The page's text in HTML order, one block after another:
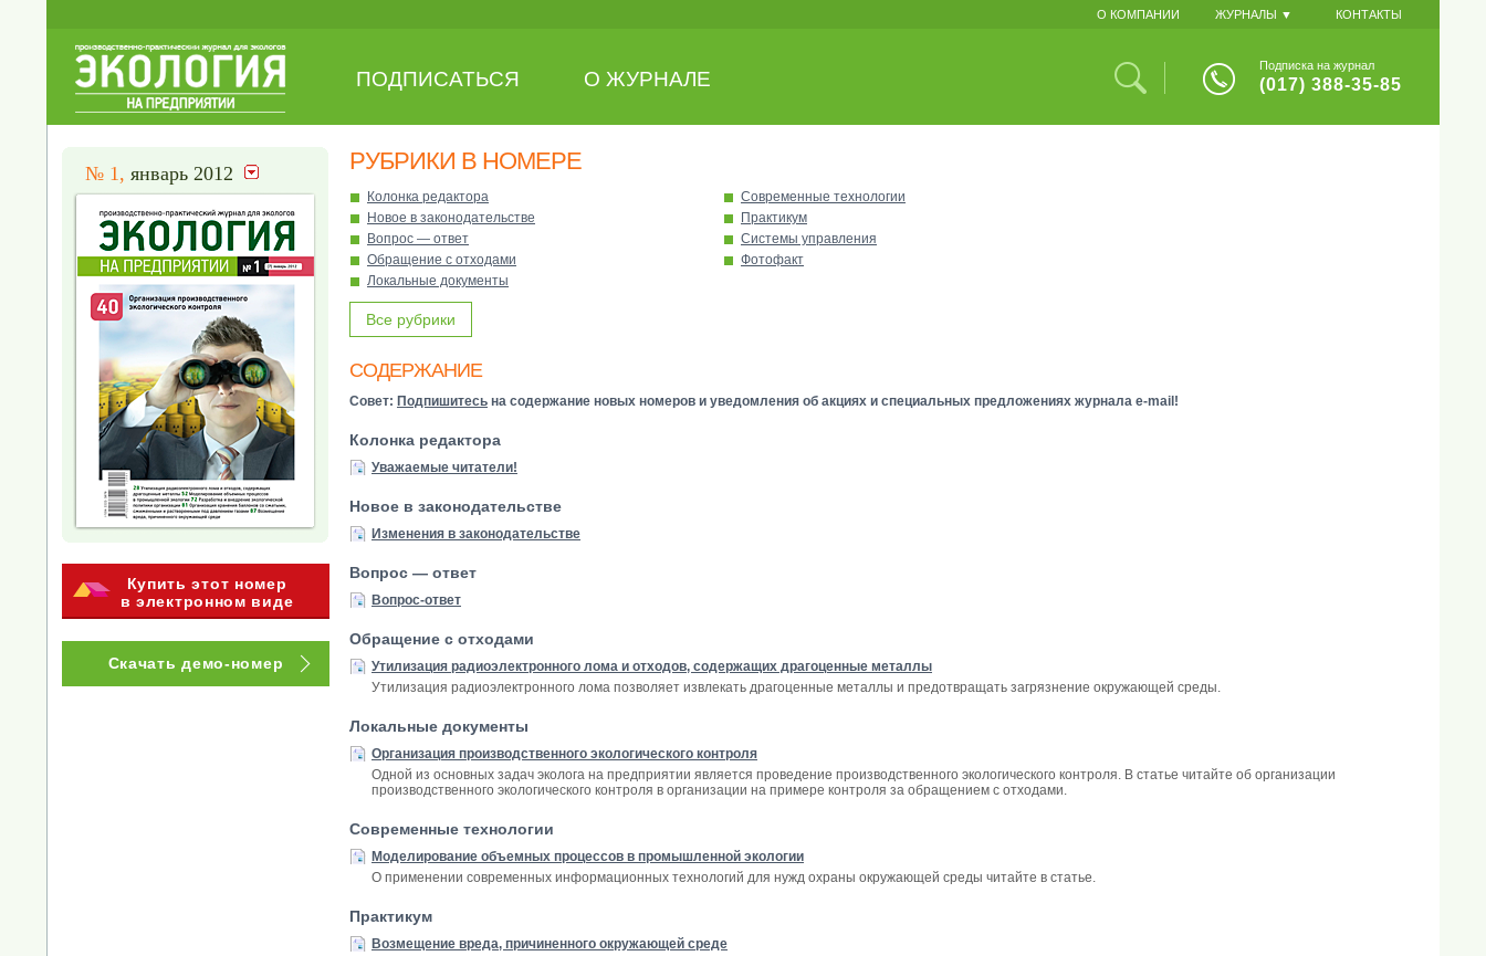
О КОМПАНИИ ЖУРНАЛЫ ▼ КОНТАКТЫ
ПОДПИСАТЬСЯ О ЖУРНАЛЕ
Подписка на журнал
(017) 388-35-85
№ 1, январь 2012
Купить этот номер
в электронном виде
Скачать демо-номер
РУБРИКИ В НОМЕРЕ
Колонка редактора
Новое в законодательстве
Вопрос — ответ
Обращение с отходами
Локальные документы
Современные технологии
Практикум
Системы управления
Фотофакт
Все рубрики
СОДЕРЖАНИЕ
Совет: Подпишитесь на содержание новых номеров и уведомления об акциях и специальных предложениях журнала e-mail!
Колонка редактора
Уважаемые читатели!
Новое в законодательстве
Изменения в законодательстве
Вопрос — ответ
Вопрос-ответ
Обращение с отходами
Утилизация радиоэлектронного лома и отходов, содержащих драгоценные металлы
Утилизация радиоэлектронного лома позволяет извлекать драгоценные металлы и предотвращать загрязнение окружающей среды.
Локальные документы
Организация производственного экологического контроля
Одной из основных задач эколога на предприятии является проведение производственного экологического контроля. В статье читайте об организации
производственного экологического контроля в организации на примере контроля за обращением с отходами.
Современные технологии
Моделирование объемных процессов в промышленной экологии
О применении современных информационных технологий для нужд охраны окружающей среды читайте в статье.
Практикум
Возмещение вреда, причиненного окружающей среде